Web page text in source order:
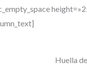
Huella